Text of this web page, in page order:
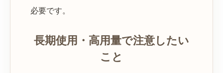
必要です。
長期使用・高用量で注意したい
こと